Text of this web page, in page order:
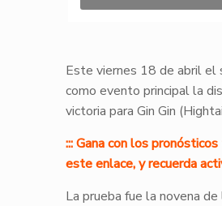
Este viernes 18 de abril el
como evento principal la
victoria para Gin Gin
::: Gana con los
este enlace, y recuerda
La prueba fue la novena